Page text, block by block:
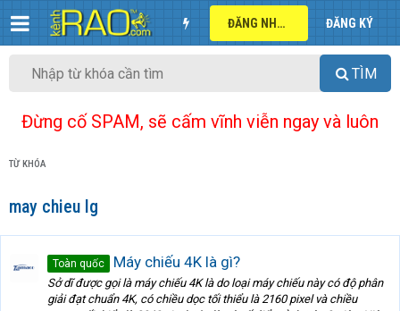
ĐĂNG NHẬP ĐĂNG KÝ
TÌM
Đừng cố SPAM, sẽ cấm vĩnh viễn ngay và luôn
TỪ KHÓA
may chieu lg
Toàn quốc Máy chiếu 4K là gì?
Sở dĩ được gọi là máy chiếu 4K là do loại máy chiếu này có độ phân
giải đạt chuẩn 4K, có chiều dọc tối thiểu là 2160 pixel và chiều